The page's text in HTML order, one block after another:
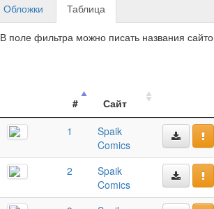
Обложки Таблица
В поле фильтра можно писать названия
#
Сайт
1
Spaik
Comics
2
Spaik
Comics